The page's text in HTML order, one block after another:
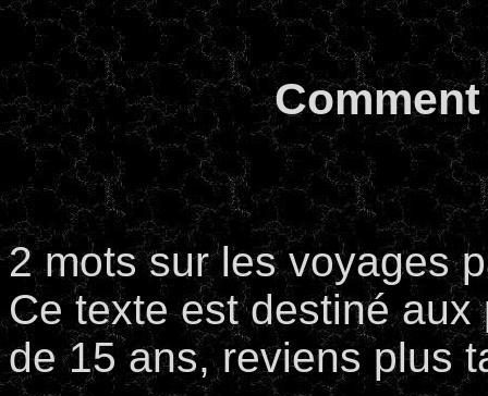
2 mots sur les voyages
Ce texte est destiné
de 15 ans, reviens plus